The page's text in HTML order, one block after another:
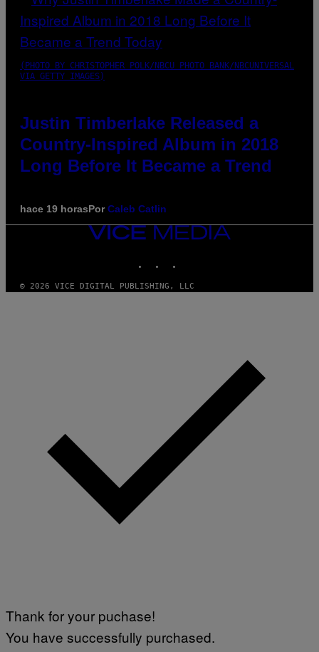
(PHOTO BY CHRISTOPHER POLK/NBCU PHOTO BANK/NBCUNIVERSAL
VIA GETTY IMAGES)
Justin Timberlake Released a
Country-Inspired Album in 2018
Long Before It Became a Trend
hace 19 horasPorCaleb Catlin
VICE
MEDIA
© 2026 VICE DIGITAL PUBLISHING, LLC
Thank for your puchase!
You have successfully purchased.